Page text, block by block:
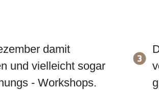
damit
und vielleicht sogar
- Workshops.